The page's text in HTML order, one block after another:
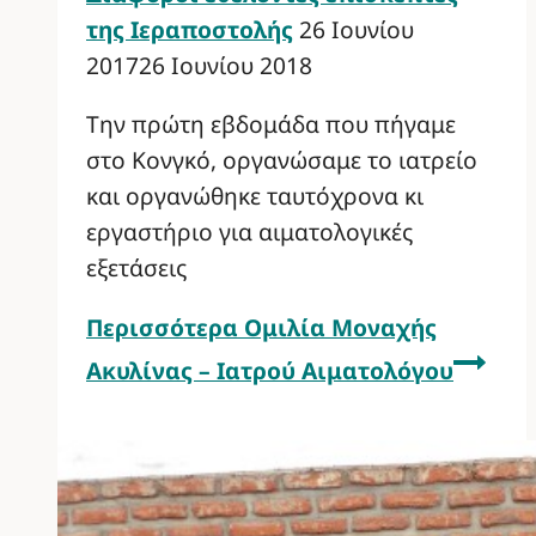
της Ιεραποστολής 26 Ιουνίου
201726 Ιουνίου 2018
Την πρώτη εβδομάδα που πήγαμε
στο Κονγκό, οργανώσαμε το ιατρείο
και οργανώθηκε ταυτόχρονα κι
εργαστήριο για αιματολογικές
εξετάσεις
Περισσότερα Ομιλία Μοναχής
Ακυλίνας – Ιατρού Αιματολόγου